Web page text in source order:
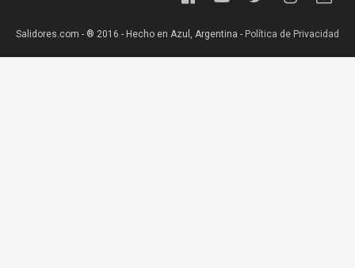
Salidores.com - ® 2016 - Hecho en Azul, Argentina - Política de Privacidad